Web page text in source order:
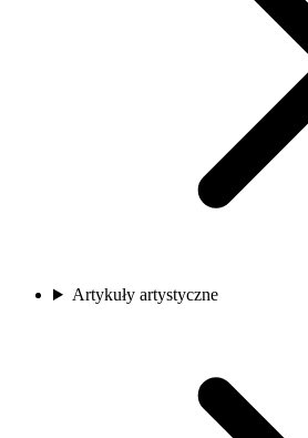
Artykuły artystyczne